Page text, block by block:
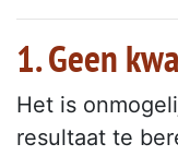
1. Geen
Het is
resultaat te